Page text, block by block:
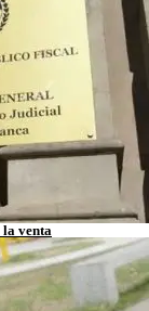
la venta